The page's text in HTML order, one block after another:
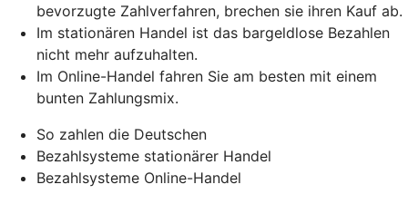
bevorzugte Zahlverfahren, brechen sie ihren Kauf ab.
Im stationären Handel ist das bargeldlose Bezahlen
nicht mehr aufzuhalten.
Im Online-Handel fahren Sie am besten mit einem
bunten Zahlungsmix.
So zahlen die Deutschen
Bezahlsysteme stationärer Handel
Bezahlsysteme Online-Handel